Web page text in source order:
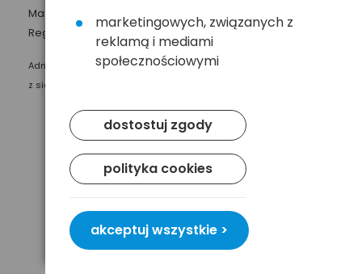
Masz pytania?
Regulamin
Polityka prywatności
Administratorem Twoich danych osobowych jest Baltrade sp. z o.o.
z siedzibą w Gdańsku przy ul. Geodetów 24, 80-298 Gdańsk.
marketingowych, związanych z
reklamą i mediami
społecznościowymi
dostostuj zgody
polityka cookies
akceptuj wszystkie >